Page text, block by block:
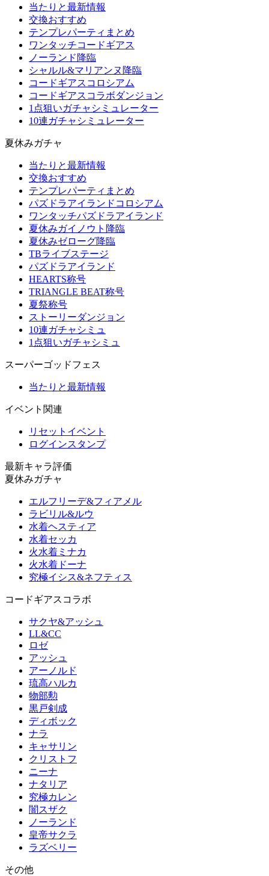
当たりと最新情報
交換おすすめ
テンプレパーティまとめ
ワンタッチコードギアス
ノーランド降臨
シャルル&マリアンヌ降臨
コードギアスコロシアム
コードギアスコラボダンジョン
1点狙いガチャシミュレーター
10連ガチャシミュレーター
夏休みガチャ
当たりと最新情報
交換おすすめ
テンプレパーティまとめ
パズドラアイランドコロシアム
ワンタッチパズドラアイランド
夏休みガイノウト降臨
夏休みゼローグ降臨
TBライブステージ
パズドラアイランド
HEARTS称号
TRIANGLE BEAT称号
夏祭称号
ストーリーダンジョン
10連ガチャシミュ
1点狙いガチャシミュ
スーパーゴッドフェス
当たりと最新情報
イベント関連
リセットイベント
ログインスタンプ
最新キャラ評価
夏休みガチャ
エルフリーデ&フィアメル
ラビリル&ルウ
水着ヘスティア
水着セッカ
火水着ミナカ
火水着ドーナ
究極イシス&ネフティス
コードギアスコラボ
サクヤ&アッシュ
LL&CC
ロゼ
アッシュ
アーノルド
琉高ハルカ
物部勲
黒戸剣成
ディボック
ナラ
キャサリン
クリストフ
ニーナ
ナタリア
究極カレン
闇スザク
ノーランド
皇帝サクラ
ラズベリー
その他